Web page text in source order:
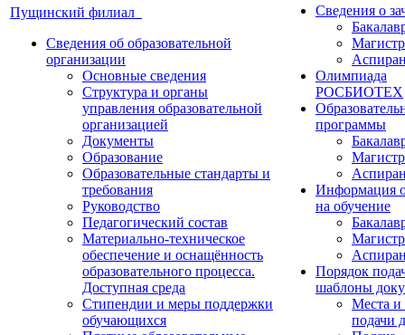
Пущинский филиал
Сведения об образовательной
организации
Основные сведения
Структура и органы
управления образовательной
организацией
Документы
Образование
Образовательные стандарты и
требования
Руководство
Педагогический состав
Материально-техническое
обеспечение и оснащённость
образовательного процесса.
Доступная среда
Стипендии и меры поддержки
обучающихся
Сведения о
Олимпиада
РОСБИОТЕХ
программы
Информация
на обучение
Порядок
шаблоны
Места и
подачи